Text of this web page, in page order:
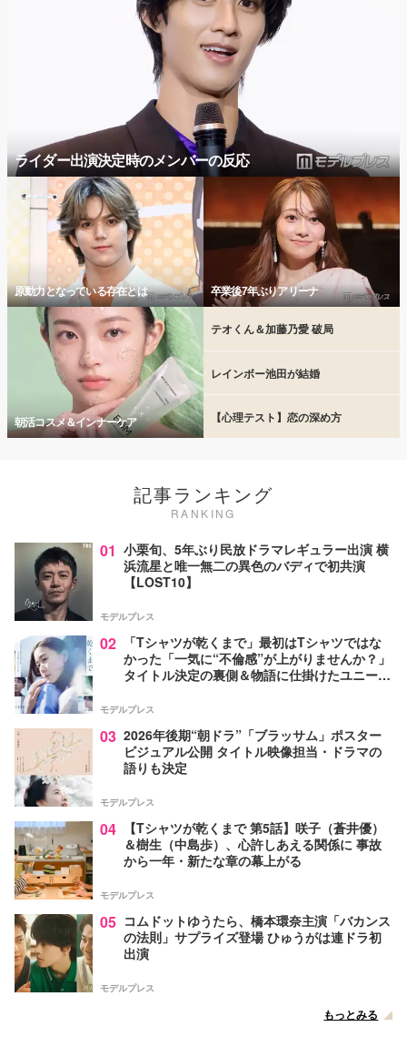
ライダー出演決定時のメンバーの反応
原動力となっている存在とは 卒業後7年ぶりアリーナ
朝活コスメ＆インナーケア
テオくん＆加藤乃愛 破局
レインボー池田が結婚
【心理テスト】恋の深め方
記事ランキング
RANKING
01 小栗旬、5年ぶり民放ドラマレギュラー出演 横
浜流星と唯一無二の異色のバディで初共演
【LOST10】
モデルプレス
02
「Tシャツが乾くまで」最初はTシャツではな
かった「一気に“不倫感”が上がりませんか？」
タイトル決定の裏側＆物語に仕掛けたユニーク
モデルプレス
03 2026年後期“朝ドラ”「ブラッサム」ポスター
ビジュアル公開 タイトル映像担当・ドラマの
語りも決定
モデルプレス
04
【Tシャツが乾くまで 第5話】咲子（蒼井優）
＆樹生（中島歩）、心許しあえる関係に 事故
から一年・新たな章の幕上がる
モデルプレス
05 コムドットゆうたら、橋本環奈主演「バカンス
の法則」サプライズ登場 ひゅうがは連ドラ初
出演
モデルプレス
もっとみる